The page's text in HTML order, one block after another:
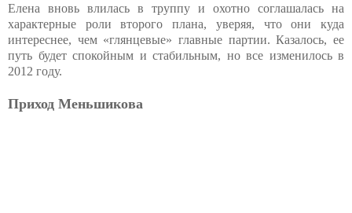
Елена вновь влилась в труппу и охотно соглашалась на
характерные роли второго плана, уверяя, что они куда
интереснее, чем «глянцевые» главные партии. Казалось, ее
путь будет спокойным и стабильным, но все изменилось в
2012 году.
Приход Меньшикова